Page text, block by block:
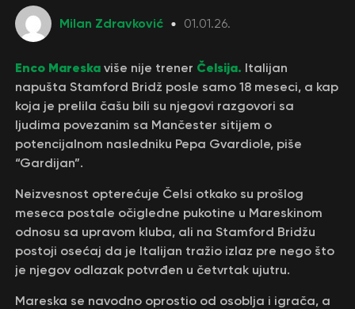
Milan Zdravković 01.01.26.
Enco Mareskaviše nije trener Čelsija. Italijan
napušta Stamford Bridž posle samo 18 meseci, a kap
koja je prelila čašu bili su njegovi razgovori sa
ljudima povezanim sa Mančester sitijem o
potencijalnom nasledniku Pepa Gvardiole, piše
“Gardijan”.
Neizvesnost opterećuje Čelsi otkako su prošlog
meseca postale očigledne pukotine u Mareskinom
odnosu sa upravom kluba, ali na Stamford Bridžu
postoji osećaj da je Italijan tražio izlaz pre nego što
je njegov odlazak potvrđen u četvrtak ujutru.
Mareska se navodno oprostio od osoblja i igrača, a